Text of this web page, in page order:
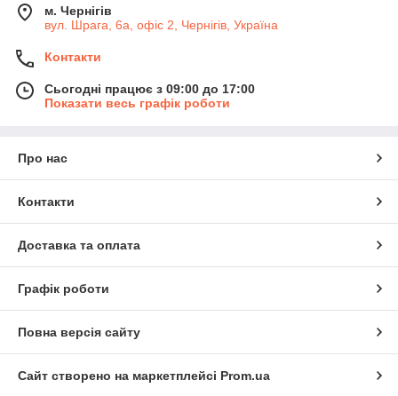
м. Чернігів
вул. Шрага, 6а, офіс 2, Чернігів, Україна
Контакти
Сьогодні працює з 09:00 до 17:00
Показати весь графік роботи
Про нас
Контакти
Доставка та оплата
Графік роботи
Повна версія сайту
Сайт створено на маркетплейсі Prom.ua